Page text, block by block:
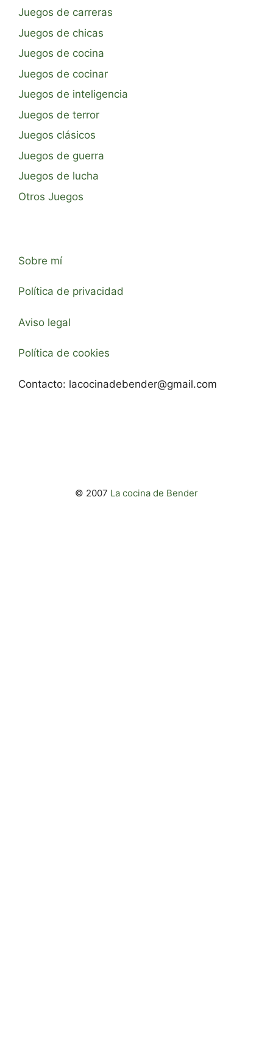
Juegos de carreras
Juegos de chicas
Juegos de cocina
Juegos de cocinar
Juegos de inteligencia
Juegos de terror
Juegos clásicos
Juegos de guerra
Juegos de lucha
Otros Juegos
Sobre mí
Política de privacidad
Aviso legal
Política de cookies
Contacto: lacocinadebender@gmail.com
© 2007 La cocina de Bender